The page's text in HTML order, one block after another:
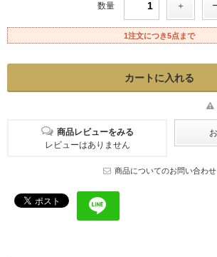
数量
1注文につき5点まで
商品レビューをみる
レビューはありません
商品についてのお問い合わせ